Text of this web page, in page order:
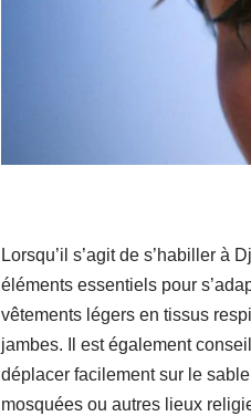
Lorsqu’il s’agit de s’habiller à
éléments essentiels pour
vêtements légers en tissus
jambes. Il est également
déplacer facilement sur le
mosquées ou autres lieux